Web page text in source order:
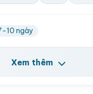
10 ngày
Xem thêm